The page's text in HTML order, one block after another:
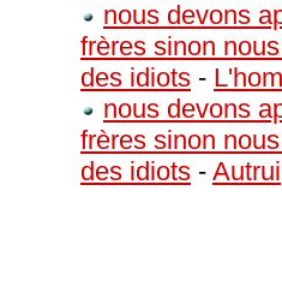
nous devons
frères sinon
des idiots -
nous devons
frères sinon
des idiots - Autrui